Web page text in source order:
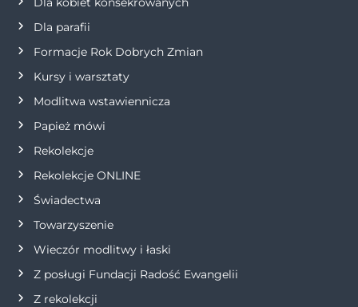
a
w
p
i
s
u
Dla parafii
Formacje Rok Dobrych Zmian
Kursy i warsztaty
Modlitwa wstawiennicza
Papież mówi
Rekolekcje
Rekolekcje ONLINE
Świadectwa
Towarzyszenie
Wieczór modlitwy i łaski
Z posługi Fundacji Radość Ewangelii
Z rekolekcji